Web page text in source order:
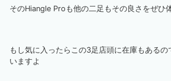
そのHiangle Proも他の二足もその良さをぜひ
もし気に入ったらこの3足店頭に在庫もある
いますよ